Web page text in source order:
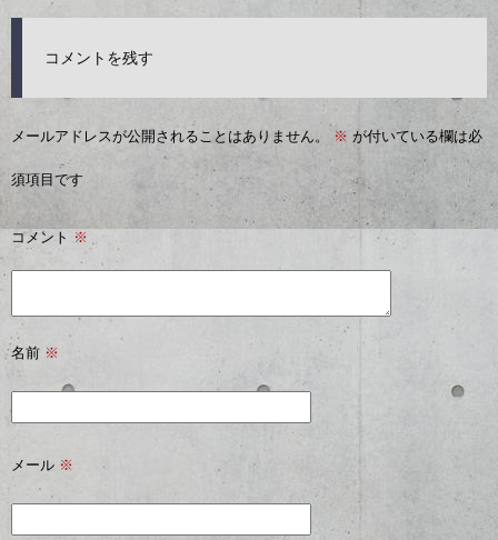
コメントを残す
メールアドレスが公開されることはありません。 ※ が付いている欄は必
須項目です
コメント ※
名前 ※
メール ※